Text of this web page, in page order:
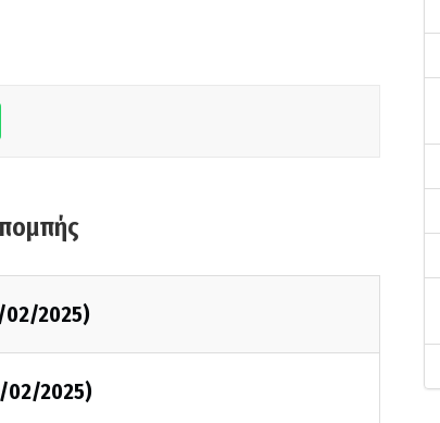
02/2025)
02/2025)